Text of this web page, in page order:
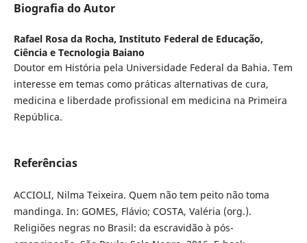
Biografia do Autor
Rafael Rosa da Rocha, Instituto Federal de Educação,
Ciência e Tecnologia Baiano
Doutor em História pela Universidade Federal da Bahia. Tem
interesse em temas como práticas alternativas de cura,
medicina e liberdade profissional em medicina na Primeira
República.
Referências
ACCIOLI, Nilma Teixeira. Quem não tem peito não toma
mandinga. In: GOMES, Flávio; COSTA, Valéria (org.).
Religiões negras no Brasil: da escravidão à pós-